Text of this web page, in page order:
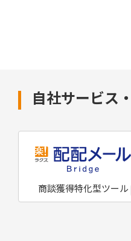
自社サービス
商談獲得特化型ツール